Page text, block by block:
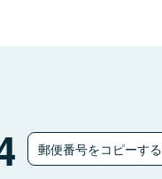
郵便番号をコピーする